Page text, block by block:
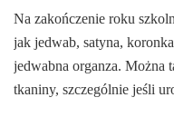
Na zakończenie roku
jak jedwab, satyna,
jedwabna organza. Można
tkaniny, szczególnie jeśli